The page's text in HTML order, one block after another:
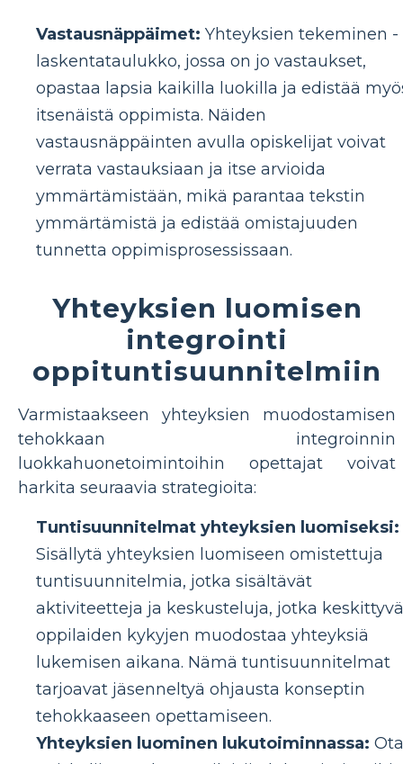
Vastausnäppäimet: Yhteyksien tekeminen -
laskentataulukko, jossa on jo vastaukset,
opastaa lapsia kaikilla luokilla ja edistää
itsenäistä oppimista. Näiden
vastausnäppäinten avulla opiskelijat voivat
verrata vastauksiaan ja itse arvioida
ymmärtämistään, mikä parantaa tekstin
ymmärtämistä ja edistää omistajuuden
tunnetta oppimisprosessissaan.
Yhteyksien luomisen
integrointi
oppituntisuunnitelmiin
Varmistaakseen yhteyksien muodostamisen
tehokkaan integroinnin
luokkahuonetoimintoihin opettajat voivat
harkita seuraavia strategioita:
Tuntisuunnitelmat yhteyksien luomiseksi:
Sisällytä yhteyksien luomiseen omistettuja
tuntisuunnitelmia, jotka sisältävät
aktiviteetteja ja keskusteluja, jotka
oppilaiden kykyjen muodostaa yhteyksiä
lukemisen aikana. Nämä tuntisuunnitelmat
tarjoavat jäsenneltyä ohjausta konseptin
tehokkaaseen opettamiseen.
Yhteyksien luominen lukutoiminnassa: Ota